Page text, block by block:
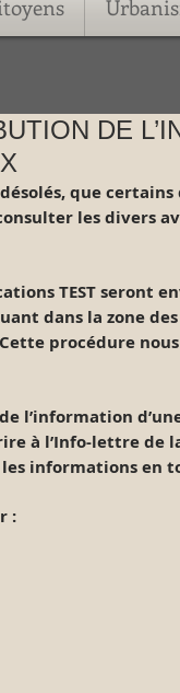
DE
que
les divers
TEST seront
dans la zone
procédure
l’information
à l’Info-lettre
informations en
: